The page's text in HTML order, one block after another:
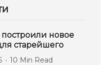
построили новое
старейшего
10 Min Read